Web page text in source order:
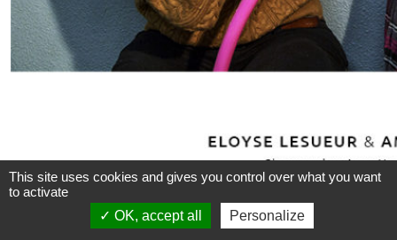
This site uses cookies and gives you control over what you want
to activate
OK, accept all
Personalize